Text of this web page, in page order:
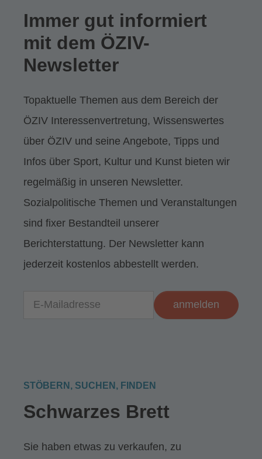
Immer gut informiert
mit dem ÖZIV-
Newsletter
Topaktuelle Themen aus dem Bereich der
ÖZIV Interessenvertretung, Wissenswertes
über ÖZIV und seine Angebote, Tipps und
Infos über Sport, Kultur und Kunst bieten wir
regelmäßig in unseren Newsletter.
Sozialpolitische Themen und Veranstaltungen
sind fixer Bestandteil unserer
Berichterstattung. Der Newsletter kann
jederzeit kostenlos abbestellt werden.
zum Newsletter anmelden:
Schwarzes Brett
STÖBERN, SUCHEN, FINDEN
Sie haben etwas zu verkaufen, zu